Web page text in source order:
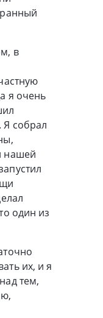
в
я очень
Я собрал
нашей
один из
их, и я
тем,